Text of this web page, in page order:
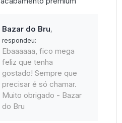
Bazar do Bru,
respondeu:
Ebaaaaaa, fico mega
feliz que tenha
gostado! Sempre que
precisar é só chamar.
Muito obrigado - Bazar
do Bru